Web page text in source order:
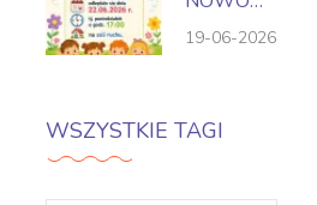
PRZYJĘTYCH NA
ROK SZKOLNY
19-06-2026
WSZYSTKIE TAGI